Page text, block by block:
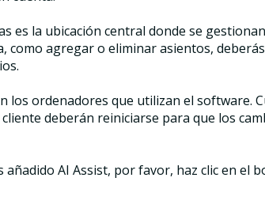
es la ubicación central donde se
como agregar o eliminar asientos,
los ordenadores que utilizan el software.
deberán reiniciarse para que los
AI Assist, por favor, haz clic en el